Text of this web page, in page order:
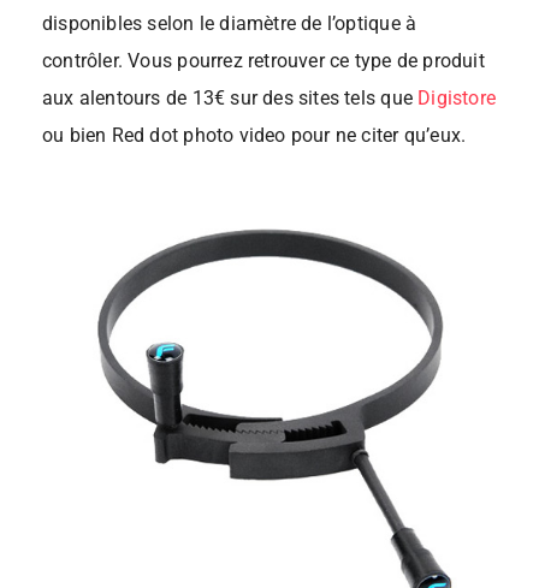
disponibles selon le diamètre de l’optique à
contrôler. Vous pourrez retrouver ce type de produit
aux alentours de 13€ sur des sites tels que Digistore
ou bien Red dot photo video pour ne citer qu’eux.